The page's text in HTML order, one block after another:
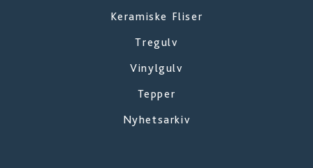
Keramiske Fliser
Tregulv
Vinylgulv
Tepper
Nyhetsarkiv